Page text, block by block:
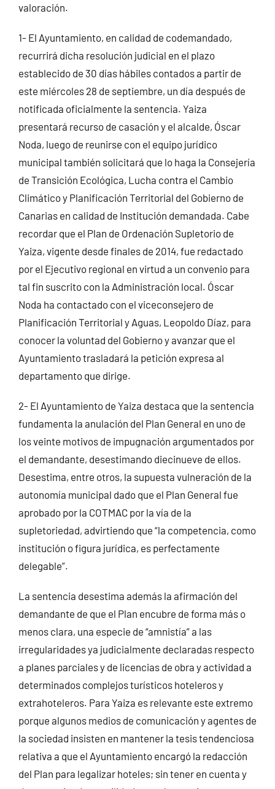
valoración.
1- El Ayuntamiento, en calidad de codemandado,
recurrirá dicha resolución judicial en el plazo
establecido de 30 días hábiles contados a partir de
este miércoles 28 de septiembre, un día después de
notificada oficialmente la sentencia. Yaiza
presentará recurso de casación y el alcalde, Óscar
Noda, luego de reunirse con el equipo jurídico
municipal también solicitará que lo haga la Consejería
de Transición Ecológica, Lucha contra el Cambio
Climático y Planificación Territorial del Gobierno de
Canarias en calidad de Institución demandada. Cabe
recordar que el Plan de Ordenación Supletorio de
Yaiza, vigente desde finales de 2014, fue redactado
por el Ejecutivo regional en virtud a un convenio para
tal fin suscrito con la Administración local. Óscar
Noda ha contactado con el viceconsejero de
Planificación Territorial y Aguas, Leopoldo Díaz, para
conocer la voluntad del Gobierno y avanzar que el
Ayuntamiento trasladará la petición expresa al
departamento que dirige.
2- El Ayuntamiento de Yaiza destaca que la sentencia
fundamenta la anulación del Plan General en uno de
los veinte motivos de impugnación argumentados por
el demandante, desestimando diecinueve de ellos.
Desestima, entre otros, la supuesta vulneración de la
autonomía municipal dado que el Plan General fue
aprobado por la COTMAC por la vía de la
supletoriedad, advirtiendo que “la competencia, como
institución o figura jurídica, es perfectamente
delegable”.
La sentencia desestima además la afirmación del
demandante de que el Plan encubre de forma más o
menos clara, una especie de “amnistía” a las
irregularidades ya judicialmente declaradas respecto
a planes parciales y de licencias de obra y actividad a
determinados complejos turísticos hoteleros y
extrahoteleros. Para Yaiza es relevante este extremo
porque algunos medios de comunicación y agentes de
la sociedad insisten en mantener la tesis tendenciosa
relativa a que el Ayuntamiento encargó la redacción
del Plan para legalizar hoteles; sin tener en cuenta y